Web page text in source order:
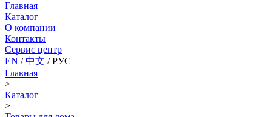
Главная
Каталог
О компании
Контакты
Сервис центр
EN /中文 /РУС
Главная
>
Каталог
>